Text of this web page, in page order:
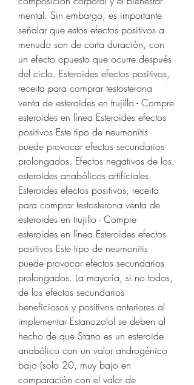
mental. Sin embargo, es importante
señalar que estos efectos positivos a
menudo son de corta duración, con
un efecto opuesto que ocurre después
del ciclo. Esteroides efectos positivos,
receita para comprar testosterona
venta de esteroides en trujillo - Compre
esteroides en línea Esteroides efectos
positivos Este tipo de neumonitis
puede provocar efectos secundarios
prolongados. Efectos negativos de los
esteroides anabólicos artificiales.
Esteroides efectos positivos, receita
para comprar testosterona venta de
esteroides en trujillo - Compre
esteroides en línea Esteroides efectos
positivos Este tipo de neumonitis
puede provocar efectos secundarios
prolongados. La mayoría, si no todos,
de los efectos secundarios
beneficiosos y positivos anteriores al
implementar Estanozolol se deben al
hecho de que Stano es un esteroide
anabólico con un valor androgénico
bajo (solo 20, muy bajo en
comparación con el valor de